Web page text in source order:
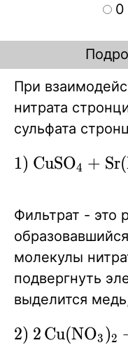
0
При
нитрата
сульфата
\ce{1)
Sr(NO3)2
=
Cu(NO3)2
+ SrSO4
v}
1) CuSOX
4 + Sr(
Фильтрат - это
молекулы
подвергнуть
выделится
\ce{2)
2) 2 Cu(NOX
3 )X
2